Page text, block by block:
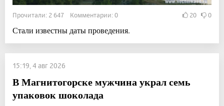
Прочитали: 2 647 Комментарии: 0 20 0
Стали известны даты проведения.
15:19, 4 авг 2026
В Магнитогорске мужчина украл семь
упаковок шоколада